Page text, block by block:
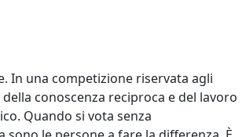
In una competizione riservata agli
conoscenza reciproca e del lavoro
Quando si vota senza